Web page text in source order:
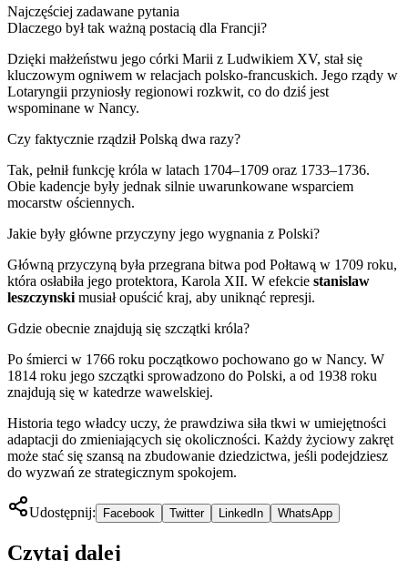
Najczęściej zadawane pytania
Dlaczego był tak ważną postacią dla Francji?
Dzięki małżeństwu jego córki Marii z Ludwikiem XV, stał się
kluczowym ogniwem w relacjach polsko-francuskich. Jego rządy w
Lotaryngii przyniosły regionowi rozkwit, co do dziś jest
wspominane w Nancy.
Czy faktycznie rządził Polską dwa razy?
Tak, pełnił funkcję króla w latach 1704–1709 oraz 1733–1736.
Obie kadencje były jednak silnie uwarunkowane wsparciem
mocarstw ościennych.
Jakie były główne przyczyny jego wygnania z Polski?
Główną przyczyną była przegrana bitwa pod Połtawą w 1709 roku,
która osłabiła jego protektora, Karola XII. W efekcie stanislaw
leszczynski musiał opuścić kraj, aby uniknąć represji.
Gdzie obecnie znajdują się szczątki króla?
Po śmierci w 1766 roku początkowo pochowano go w Nancy. W
1814 roku jego szczątki sprowadzono do Polski, a od 1938 roku
znajdują się w katedrze wawelskiej.
Historia tego władcy uczy, że prawdziwa siła tkwi w umiejętności
adaptacji do zmieniających się okoliczności. Każdy życiowy zakręt
może stać się szansą na zbudowanie dziedzictwa, jeśli podejdziesz
do wyzwań ze strategicznym spokojem.
Udostępnij: Facebook Twitter LinkedIn WhatsApp
Czytaj dalej